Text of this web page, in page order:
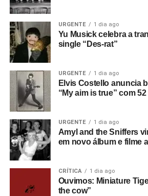
URGENTE 1 dia ago
Yu Musick celebra a
single “Des-rat”
URGENTE 1 dia ago
Elvis Costello anuncia
“My aim is true” com
URGENTE 1 dia ago
Amyl and the Sniffers
em novo álbum e filme
CRÍTICA 1 dia ago
Ouvimos: Miniature
the cow”